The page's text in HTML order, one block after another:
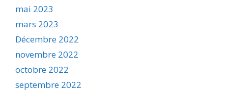
mai 2023
mars 2023
Décembre 2022
novembre 2022
octobre 2022
septembre 2022